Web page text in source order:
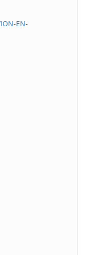
EN-